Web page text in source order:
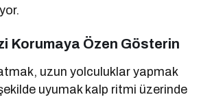
Korumaya Özen Gösterin
uzun yolculuklar yapmak
uyumak kalp ritmi üzerinde